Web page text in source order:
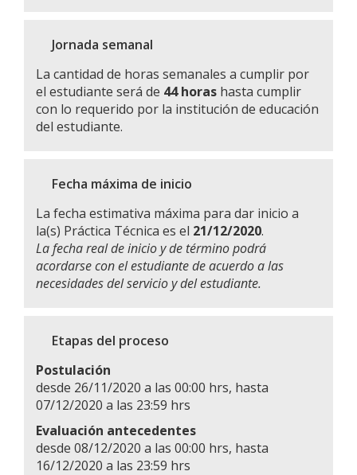
Jornada semanal
La cantidad de horas semanales a cumplir por
el estudiante será de 44 horas hasta cumplir
con lo requerido por la institución de educación
del estudiante.
Fecha máxima de inicio
La fecha estimativa máxima para dar inicio a
la(s) Práctica Técnica es el 21/12/2020.
La fecha real de inicio y de término podrá
acordarse con el estudiante de acuerdo a las
necesidades del servicio y del estudiante.
Etapas del proceso
Postulación
desde 26/11/2020 a las 00:00 hrs, hasta
07/12/2020 a las 23:59 hrs
Evaluación antecedentes
desde 08/12/2020 a las 00:00 hrs, hasta
16/12/2020 a las 23:59 hrs